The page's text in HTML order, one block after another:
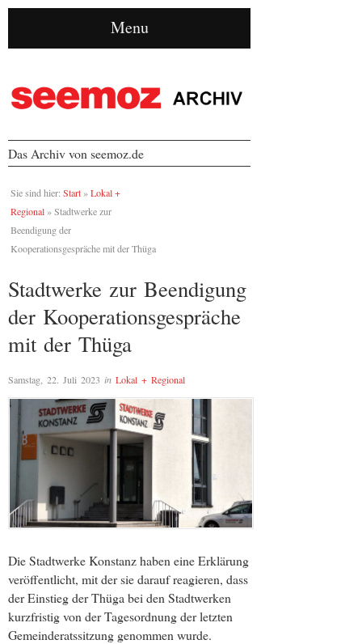
Menu
Das Archiv von seemoz.de
Sie sind hier: Start » Lokal +
Regional » Stadtwerke zur
Beendigung der
Kooperationsgespräche mit der Thüga
Stadtwerke zur Beendigung
der Kooperationsgespräche
mit der Thüga
Samstag, 22. Juli 2023 in Lokal + Regional
Die Stadtwerke Konstanz haben eine Erklärung
veröffentlicht, mit der sie darauf reagieren, dass
der Einstieg der Thüga bei den Stadtwerken
kurzfristig von der Tagesordnung der letzten
Gemeinderatssitzung genommen wurde.